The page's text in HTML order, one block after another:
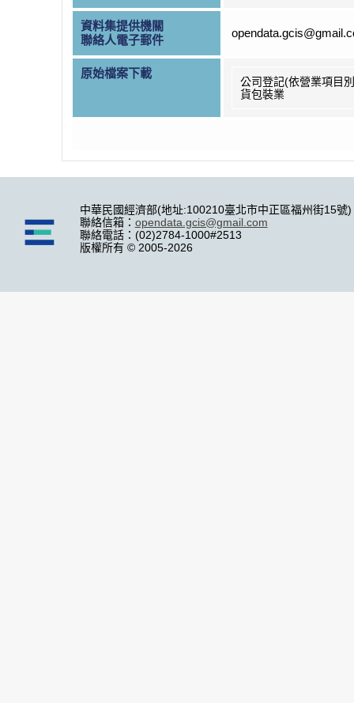
資料集提供機關
聯絡人電子郵件
原始檔案下載
公司登記(依營業項目
貨包裝業
中華民國經濟部(地址:100210臺北市中正區福州街15號)
聯絡信箱： opendata.gcis@gmail.com
聯絡電話：(02)2784-1000#2513
版權所有 © 2005-2026